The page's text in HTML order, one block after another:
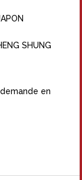
SHUNG
en